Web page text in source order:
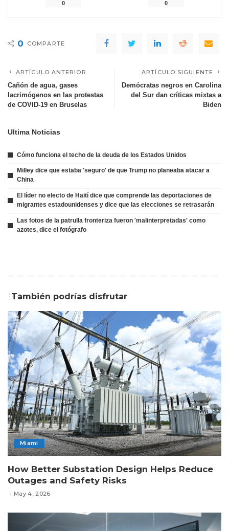
0 0
0 COMPARTE
ARTÍCULO ANTERIOR
Cañón de agua, gases
lacrimógenos en las protestas
de COVID-19 en Bruselas
ARTÍCULO SIGUIENTE
Demócratas negros en Carolina
del Sur dan críticas mixtas a
Biden
Ultima Noticias
Cómo funciona el techo de la deuda de los Estados Unidos
Milley dice que estaba 'seguro' de que Trump no planeaba atacar a
China
El líder no electo de Haití dice que comprende las deportaciones de
migrantes estadounidenses y dice que las elecciones se retrasarán
Las fotos de la patrulla fronteriza fueron 'malinterpretadas' como
azotes, dice el fotógrafo
También podrías disfrutar
Miami
How Better Substation Design Helps Reduce
Outages and Safety Risks
May 4, 2026